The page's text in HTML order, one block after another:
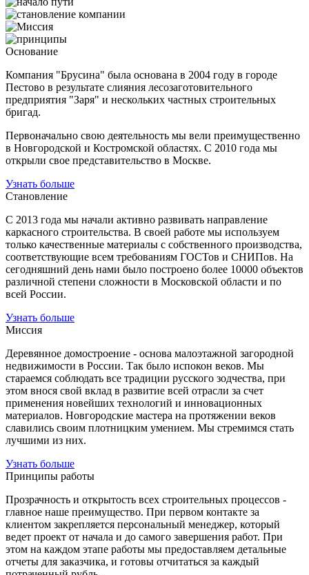
Основание
Компания "Брусина" была основана в 2004 году в городе
Пестово в результате слияния лесозаготовительного
предприятия "Заря" и нескольких частных строительных
бригад.
Первоначально свою деятельность мы вели преимущественно
в Новгородской и Костромской областях. С 2010 года мы
открыли свое представительство в Москве.
Узнать больше
Становление
С 2013 года мы начали активно развивать направление
каркасного строительства. В своей работе мы используем
только качественные материалы с собственного производства,
соответствующие всем требованиям ГОСТов и СНИПов. На
сегодняшний день нами было построено более 10000 объектов
различной степени сложности в Московской области и по
всей России.
Узнать больше
Миссия
Деревянное домостроение - основа малоэтажной загородной
недвижимости в России. Так было испокон веков. Мы
стараемся соблюдать все традиции русского зодчества, при
этом внося свой вклад в развитие всей отрасли за счет
применения новейших технологий и инновационных
материалов. Новгородские мастера на протяжении веков
славились своим плотницким умением. Мы стремимся стать
лучшими из них.
Узнать больше
Принципы работы
Прозрачность и открытость всех строительных процессов -
главное наше преимущество. При первом контакте за
клиентом закрепляется персональный менеджер, который
ведет проект от начала и до самого завершения работ. При
этом на каждом этапе работы мы предоставляем детальные
отчеты для заказчика, и готовы отчитаться за каждый